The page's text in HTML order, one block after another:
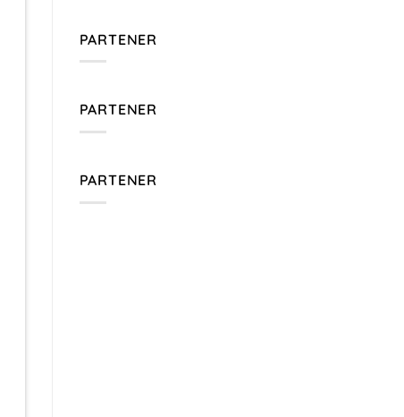
PARTENER
PARTENER
PARTENER